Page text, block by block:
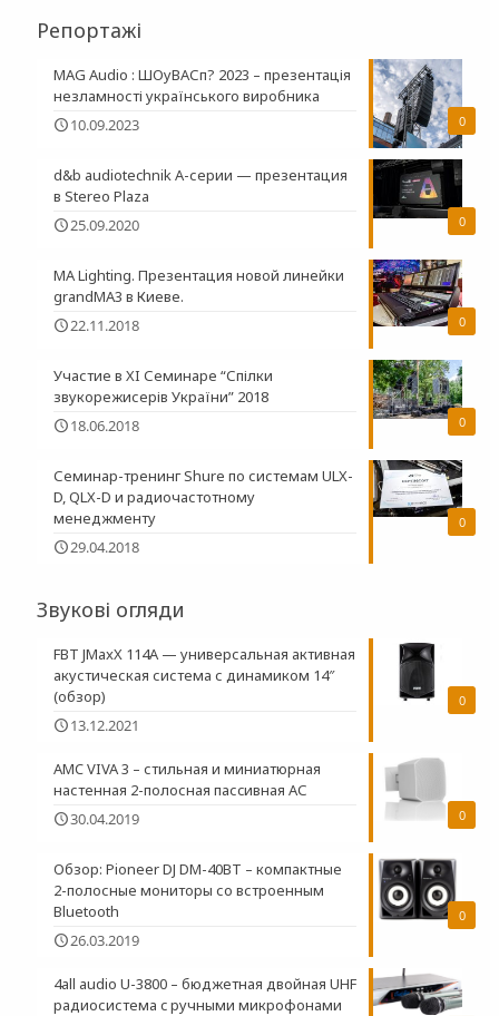
Репортажі
0
MAG Audio : ШОуВАСп? 2023 – презентація
незламності українського виробника
10.09.2023
0
d&b audiotechnik A-серии — презентация
в Stereo Plaza
25.09.2020
0
MA Lighting. Презентация новой линейки
grandMA3 в Киеве.
22.11.2018
0
Участие в XI Семинаре “Спілки
звукорежисерів України” 2018
18.06.2018
0
Семинар-тренинг Shure по системам ULX-
D, QLX-D и радиочастотному
менеджменту
29.04.2018
Звукові огляди
0
FBT JMaxX 114A — универсальная активная
акустическая система с динамиком 14″
(обзор)
13.12.2021
0
AMC VIVA 3 – стильная и миниатюрная
настенная 2-полосная пасcивная АС
30.04.2019
0
Обзор: Pioneer DJ DM-40BT – компактные
2-полосные мониторы со встроенным
Bluetooth
26.03.2019
4all audio U-3800 – бюджетная двойная UHF
радиосистема c ручными микрофонами